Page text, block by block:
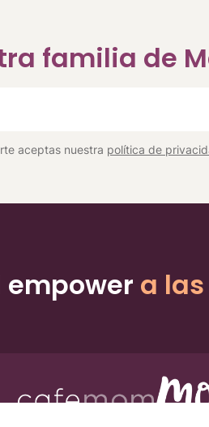
familia de
aceptas nuestra política de
a